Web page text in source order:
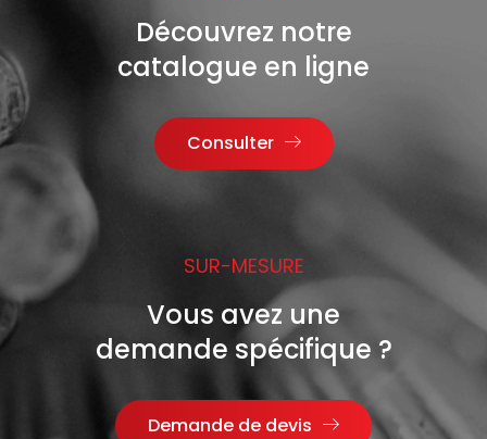
Découvrez notre
catalogue en ligne
Consulter
SUR-MESURE
Vous avez une
demande spécifique ?
Demande de devis